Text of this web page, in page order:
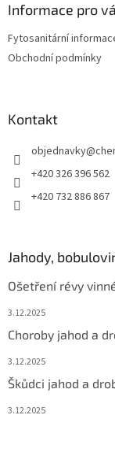
Informace pro
Fytosanitární
Obchodní podmínky
Kontakt
objednavky@
+420 326 396 562
+420 732 886 867
Jahody,
Ošetření révy
3.12.2025
Choroby jahod a
3.12.2025
Škůdci jahod a
3.12.2025